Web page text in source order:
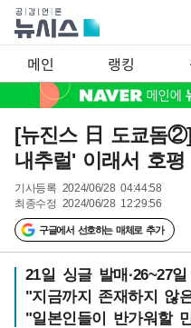
메인 랭킹
[뉴진스 日 도쿄돔
내추럴' 이래서 호평
기사등록 2024/06/28 04:44:58
최종수정 2024/06/28 12:29:56
구글에서 선호하는 매체로 추가
21일 싱글 발매·26~27
"지금까지 존재하지 않
"일본인들이 반가워할